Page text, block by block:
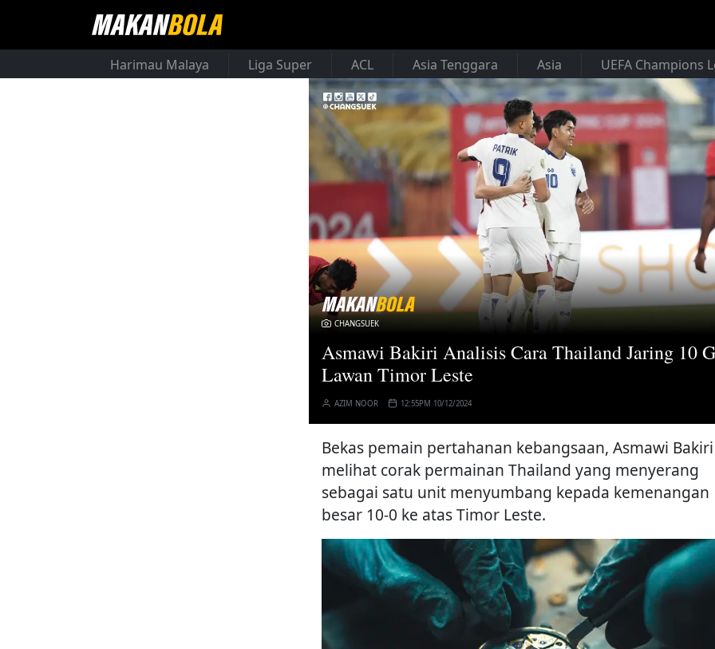
Harimau Malaya Liga Super ACL Asia Tenggara Asia UEFA Champions
CHANGSUEK
Asmawi Bakiri Analisis Cara Thailand Jaring 10
Lawan Timor Leste
AZIM NOOR 12:55PM 10/12/2024
Bekas pemain pertahanan kebangsaan, Asmawi Bakiri
melihat corak permainan Thailand yang menyerang
sebagai satu unit menyumbang kepada kemenangan
besar 10-0 ke atas Timor Leste.